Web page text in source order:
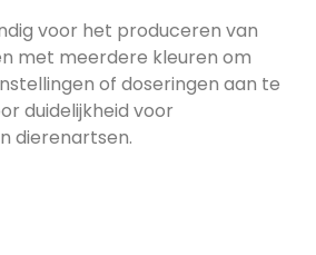
voor het produceren van
met meerdere kleuren om
of doseringen aan te
duidelijkheid voor
dierenartsen.